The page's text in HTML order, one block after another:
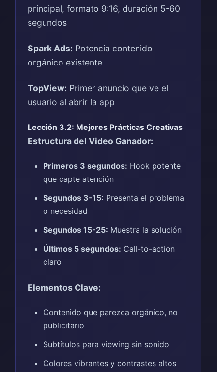
principal, formato 9:16, duración 5-60
segundos
Spark Ads: Potencia contenido
orgánico existente
TopView: Primer anuncio que ve el
usuario al abrir la app
Lección 3.2: Mejores Prácticas Creativas
Estructura del Video Ganador:
Primeros 3 segundos: Hook potente
que capte atención
Segundos 3-15: Presenta el problema
o necesidad
Segundos 15-25: Muestra la solución
Últimos 5 segundos: Call-to-action
claro
Elementos Clave:
Contenido que parezca orgánico, no
publicitario
Subtítulos para viewing sin sonido
Colores vibrantes y contrastes altos